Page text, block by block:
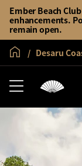
Ember Beach
enhancements.
remain open.
グローバル ホ
Desaru